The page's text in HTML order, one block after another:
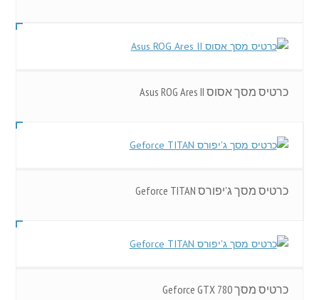
כרטיס מסך אסוס Asus ROG Ares II
כרטיס מסך ג'יפורס Geforce TITAN
כרטיס מסך Geforce GTX 780